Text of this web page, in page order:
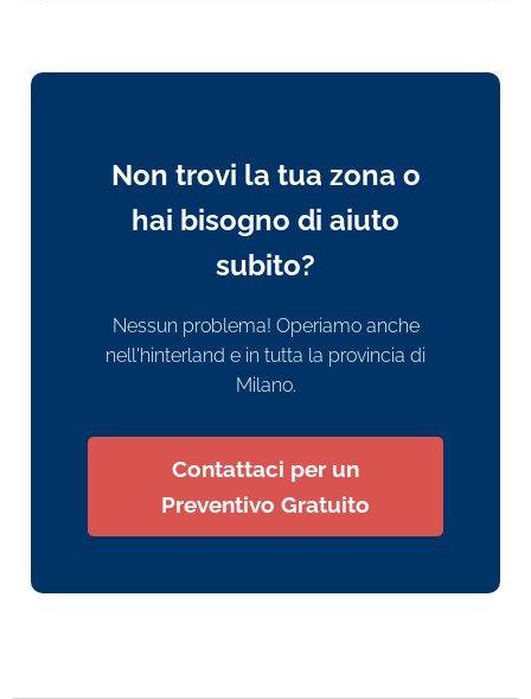
Non trovi la tua zona o
hai bisogno di aiuto
subito?
Nessun problema! Operiamo anche
nell'hinterland e in tutta la provincia di
Milano.
Contattaci per un
Preventivo Gratuito